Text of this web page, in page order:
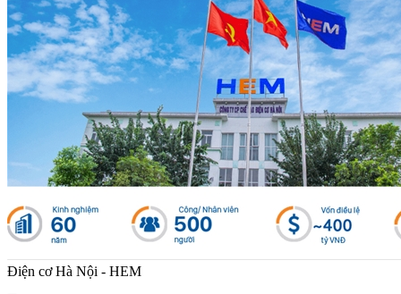
Điện cơ Hà Nội - HEM